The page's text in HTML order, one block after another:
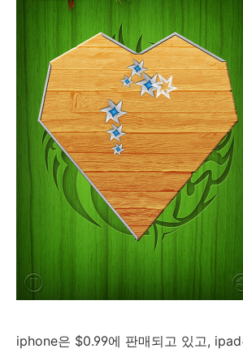
iphone은 $0.99에 판매되고 있고,